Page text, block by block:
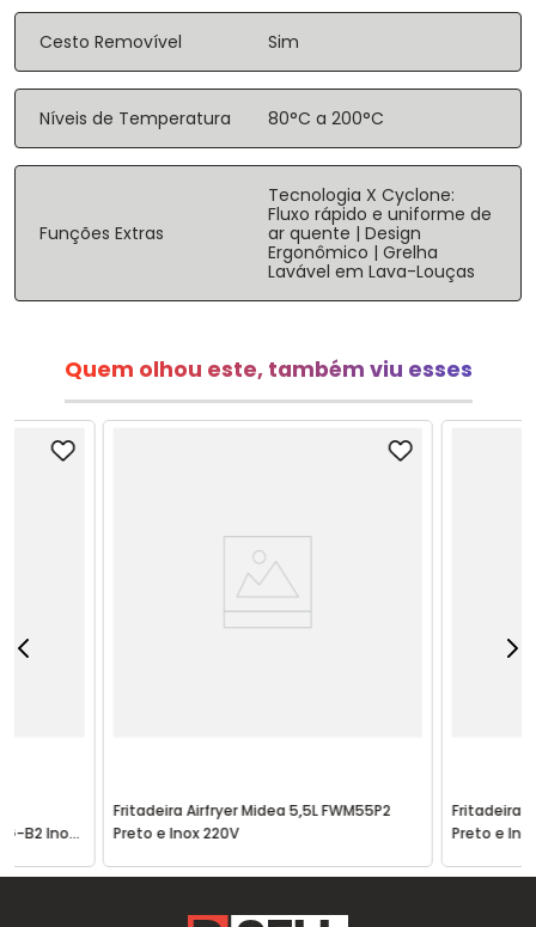
Cesto Removível Sim
Níveis de Temperatura 80°C a 200°C
Funções Extras
Tecnologia X Cyclone:
Fluxo rápido e uniforme de
ar quente | Design
Ergonômico | Grelha
Lavável em Lava-Louças
Quem olhou este, também viu esses
B2 Inox
Fritadeira Airfryer Midea 5,5L FWM55P2
Preto e Inox 220V
Fritadeira
Preto e